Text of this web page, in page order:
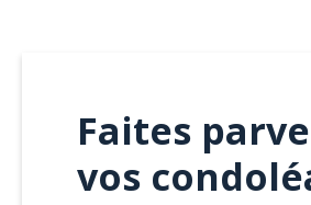
Faites
vos